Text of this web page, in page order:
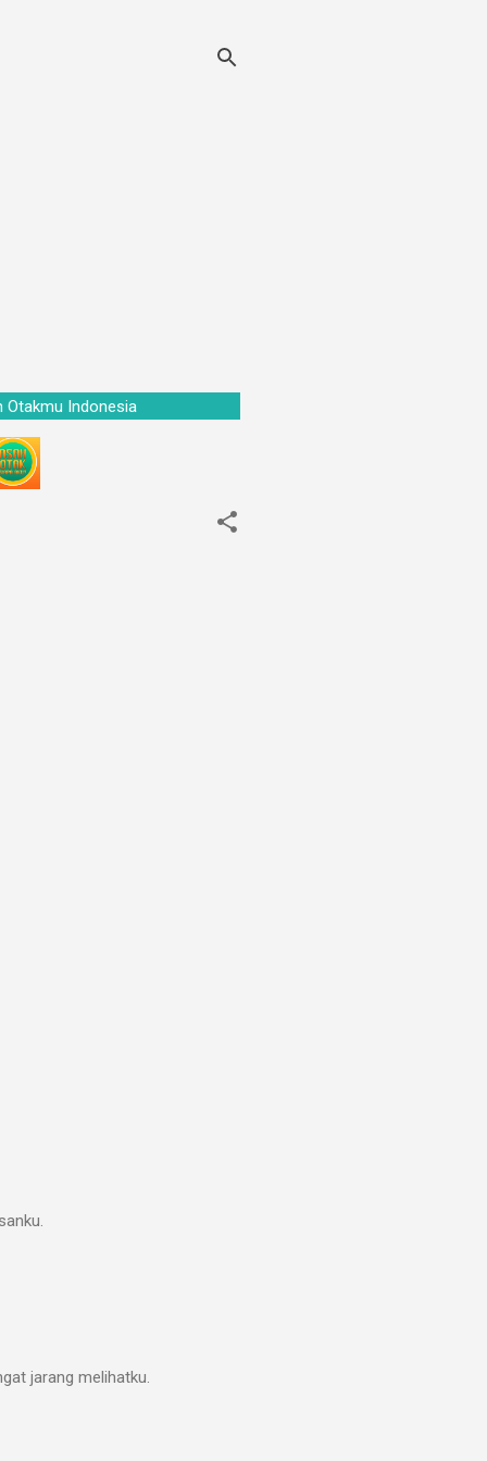
Asah Otakmu Indonesia
jarang melihatku.